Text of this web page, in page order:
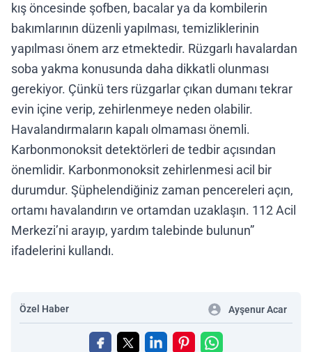
kış öncesinde şofben, bacalar ya da kombilerin
bakımlarının düzenli yapılması, temizliklerinin
yapılması önem arz etmektedir. Rüzgarlı havalardan
soba yakma konusunda daha dikkatli olunması
gerekiyor. Çünkü ters rüzgarlar çıkan dumanı tekrar
evin içine verip, zehirlenmeye neden olabilir.
Havalandırmaların kapalı olmaması önemli.
Karbonmonoksit detektörleri de tedbir açısından
önemlidir. Karbonmonoksit zehirlenmesi acil bir
durumdur. Şüphelendiğiniz zaman pencereleri açın,
ortamı havalandırın ve ortamdan uzaklaşın. 112 Acil
Merkezi’ni arayıp, yardım talebinde bulunun”
ifadelerini kullandı.
Özel Haber Ayşenur Acar